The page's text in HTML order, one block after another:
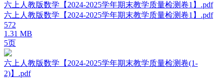
六上人教版数学【2024-2025学年期末教学质量检测卷1】.pdf
六上人教版数学【2024-2025学年期末教学质量检测卷1】.pdf
572
1.31 MB
5页
六上人教版数学【2024-2025学年期末教学质量检测卷(1-
2)】.pdf